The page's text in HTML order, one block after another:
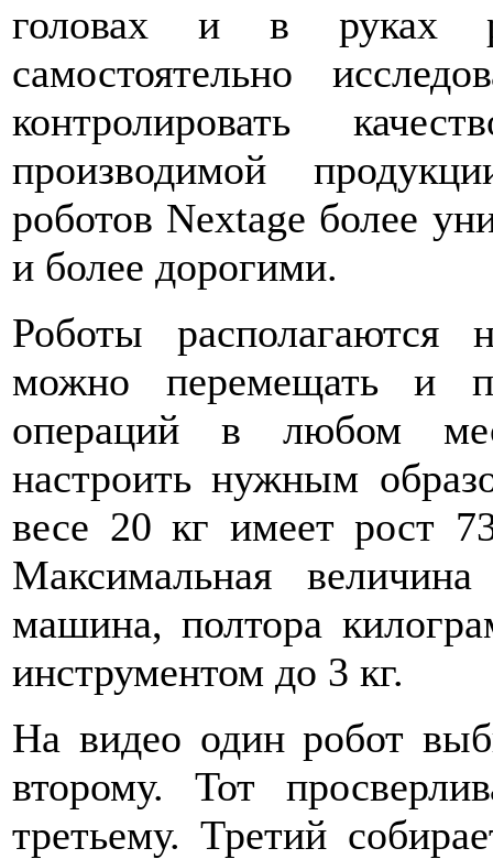
головах и в руках
самостоятельно
контролировать
производимой
роботов Nextage более
и более дорогими.
Роботы
можно перемещать и
операций в любом
настроить нужным
весе 20 кг имеет рост
Максимальная
машина, полтора
инструментом до 3 кг.
На видео один робот
второму. Тот
третьему. Третий